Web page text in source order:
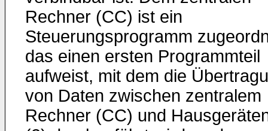
Rechner (CC) ist ein
Steuerungsprogramm
das einen ersten Programmteil
aufweist, mit dem die
von Daten zwischen zentralem
Rechner (CC) und